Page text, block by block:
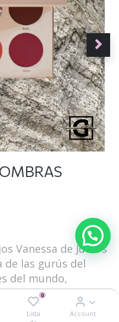
0
Lista
Account
Vanessa de Juvia's
de las gurús del
del mundo,
paleta de
consta de